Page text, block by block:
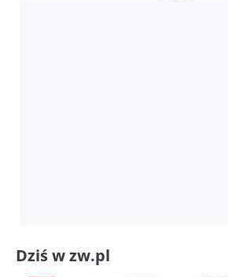
Dziś w zw.pl